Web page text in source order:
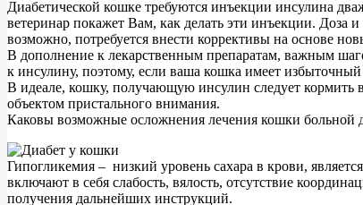
Диабетической кошке требуются инъекции инсулина
ветеринар покажет Вам, как делать эти инъекции. Доза
возможно, потребуется внести коррективы на основе
В дополнение к лекарственным препаратам, важным
к инсулину, поэтому, если ваша кошка имеет
В идеале, кошку, получающую инсулин следует
объектом пристального внимания.
Каковы возможные осложнения лечения кошки больной
Гипогликемия – низкий уровень сахара в крови,
включают в себя слабость, вялость, отсутствие
получения дальнейших инструкций.